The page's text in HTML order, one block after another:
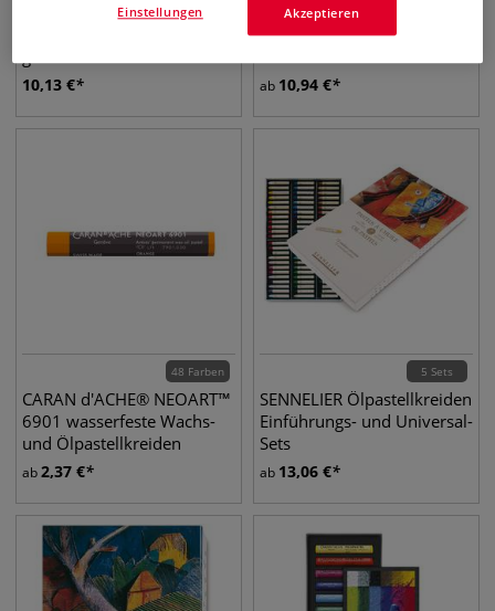
10,13 €
JAXON® 1000
Ölpastellkreiden
ab 10,94 €
48 Farben
CARAN d'ACHE® NEOART™
6901 wasserfeste Wachs-
und Ölpastellkreiden
ab2,37 €
5 Sets
SENNELIER Ölpastellkreiden
Einführungs- und Universal-
Sets
ab 13,06 €
Akzeptieren
Einstellungen